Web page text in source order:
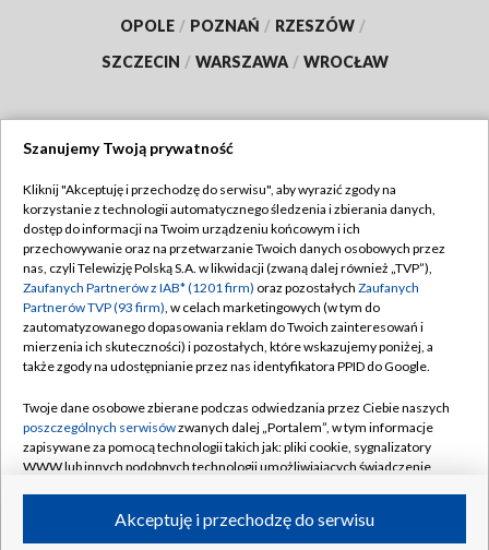
OPOLE / POZNAŃ / RZESZÓW /
SZCZECIN / WARSZAWA / WROCŁAW
TVP
Abonament TVP
Emisja w TVP
Centrum informacji TVP
Naziemna Telewizja Cyfrowa
Rada Programowa
System NOS
Informacje o nadawcy
Program dla prasy
Regulamin TVP
Polityka prywatności
Moje zgody
Pomoc
Kontakt
Kanały
Szanujemy Twoją prywatność
Kliknij "Akceptuję i przechodzę do serwisu", aby wyrazić zgody na
korzystanie z technologii automatycznego śledzenia i zbierania danych,
dostęp do informacji na Twoim urządzeniu końcowym i ich
przechowywanie oraz na przetwarzanie Twoich danych osobowych przez
nas, czyli Telewizję Polską S.A. w likwidacji (zwaną dalej również „TVP”),
Zaufanych Partnerów z IAB* (1201 firm) oraz pozostałych Zaufanych
Partnerów TVP (93 firm), w celach marketingowych (w tym do
zautomatyzowanego dopasowania reklam do Twoich zainteresowań i
mierzenia ich skuteczności) i pozostałych, które wskazujemy poniżej, a
także zgody na udostępnianie przez nas identyfikatora PPID do Google.
Twoje dane osobowe zbierane podczas odwiedzania przez Ciebie naszych
poszczególnych serwisówzwanych dalej „Portalem”, w tym informacje
zapisywane za pomocą technologii takich jak: pliki cookie, sygnalizatory
WWW lub innych podobnych technologii umożliwiających świadczenie
ruchu w Internecie.Akceptuję i przechodzę do serwisu